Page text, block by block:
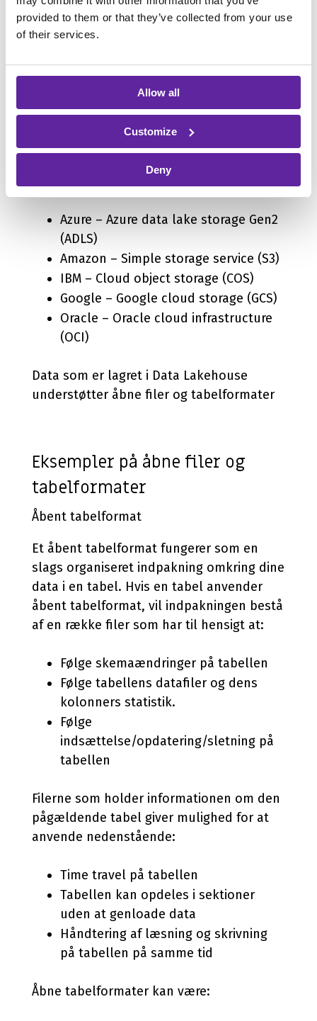
provided to them or that they’ve collected from your use
of their services.
Allow all
Customize
Deny
kan bestå af diverse
Azure – Azure data lake storage Gen2
(ADLS)
Amazon – Simple storage service (S3)
IBM – Cloud object storage (COS)
Google – Google cloud storage (GCS)
Oracle – Oracle cloud infrastructure
(OCI)
Data som er lagret i Data Lakehouse
understøtter åbne filer og tabelformater
Eksempler på åbne filer og
tabelformater
Åbent tabelformat
Et åbent tabelformat fungerer som en
slags organiseret indpakning omkring dine
data i en tabel. Hvis en tabel anvender
åbent tabelformat, vil indpakningen bestå
af en række filer som har til hensigt at:
Følge skemaændringer på tabellen
Følge tabellens datafiler og dens
kolonners statistik.
Følge
indsættelse/opdatering/sletning på
tabellen
Filerne som holder informationen om den
pågældende tabel giver mulighed for at
anvende nedenstående:
Time travel på tabellen
Tabellen kan opdeles i sektioner
uden at genloade data
Håndtering af læsning og skrivning
på tabellen på samme tid
Åbne tabelformater kan være: